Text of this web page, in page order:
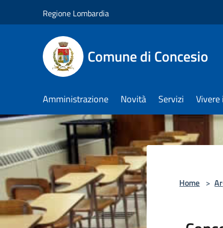
Regione Lombardia
Comune di Concesio
Amministrazione Novità Servizi Vivere
Home >